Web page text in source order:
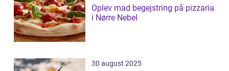
Oplev mad begejstring på pizzaria
i Nørre Nebel
30 august 2025